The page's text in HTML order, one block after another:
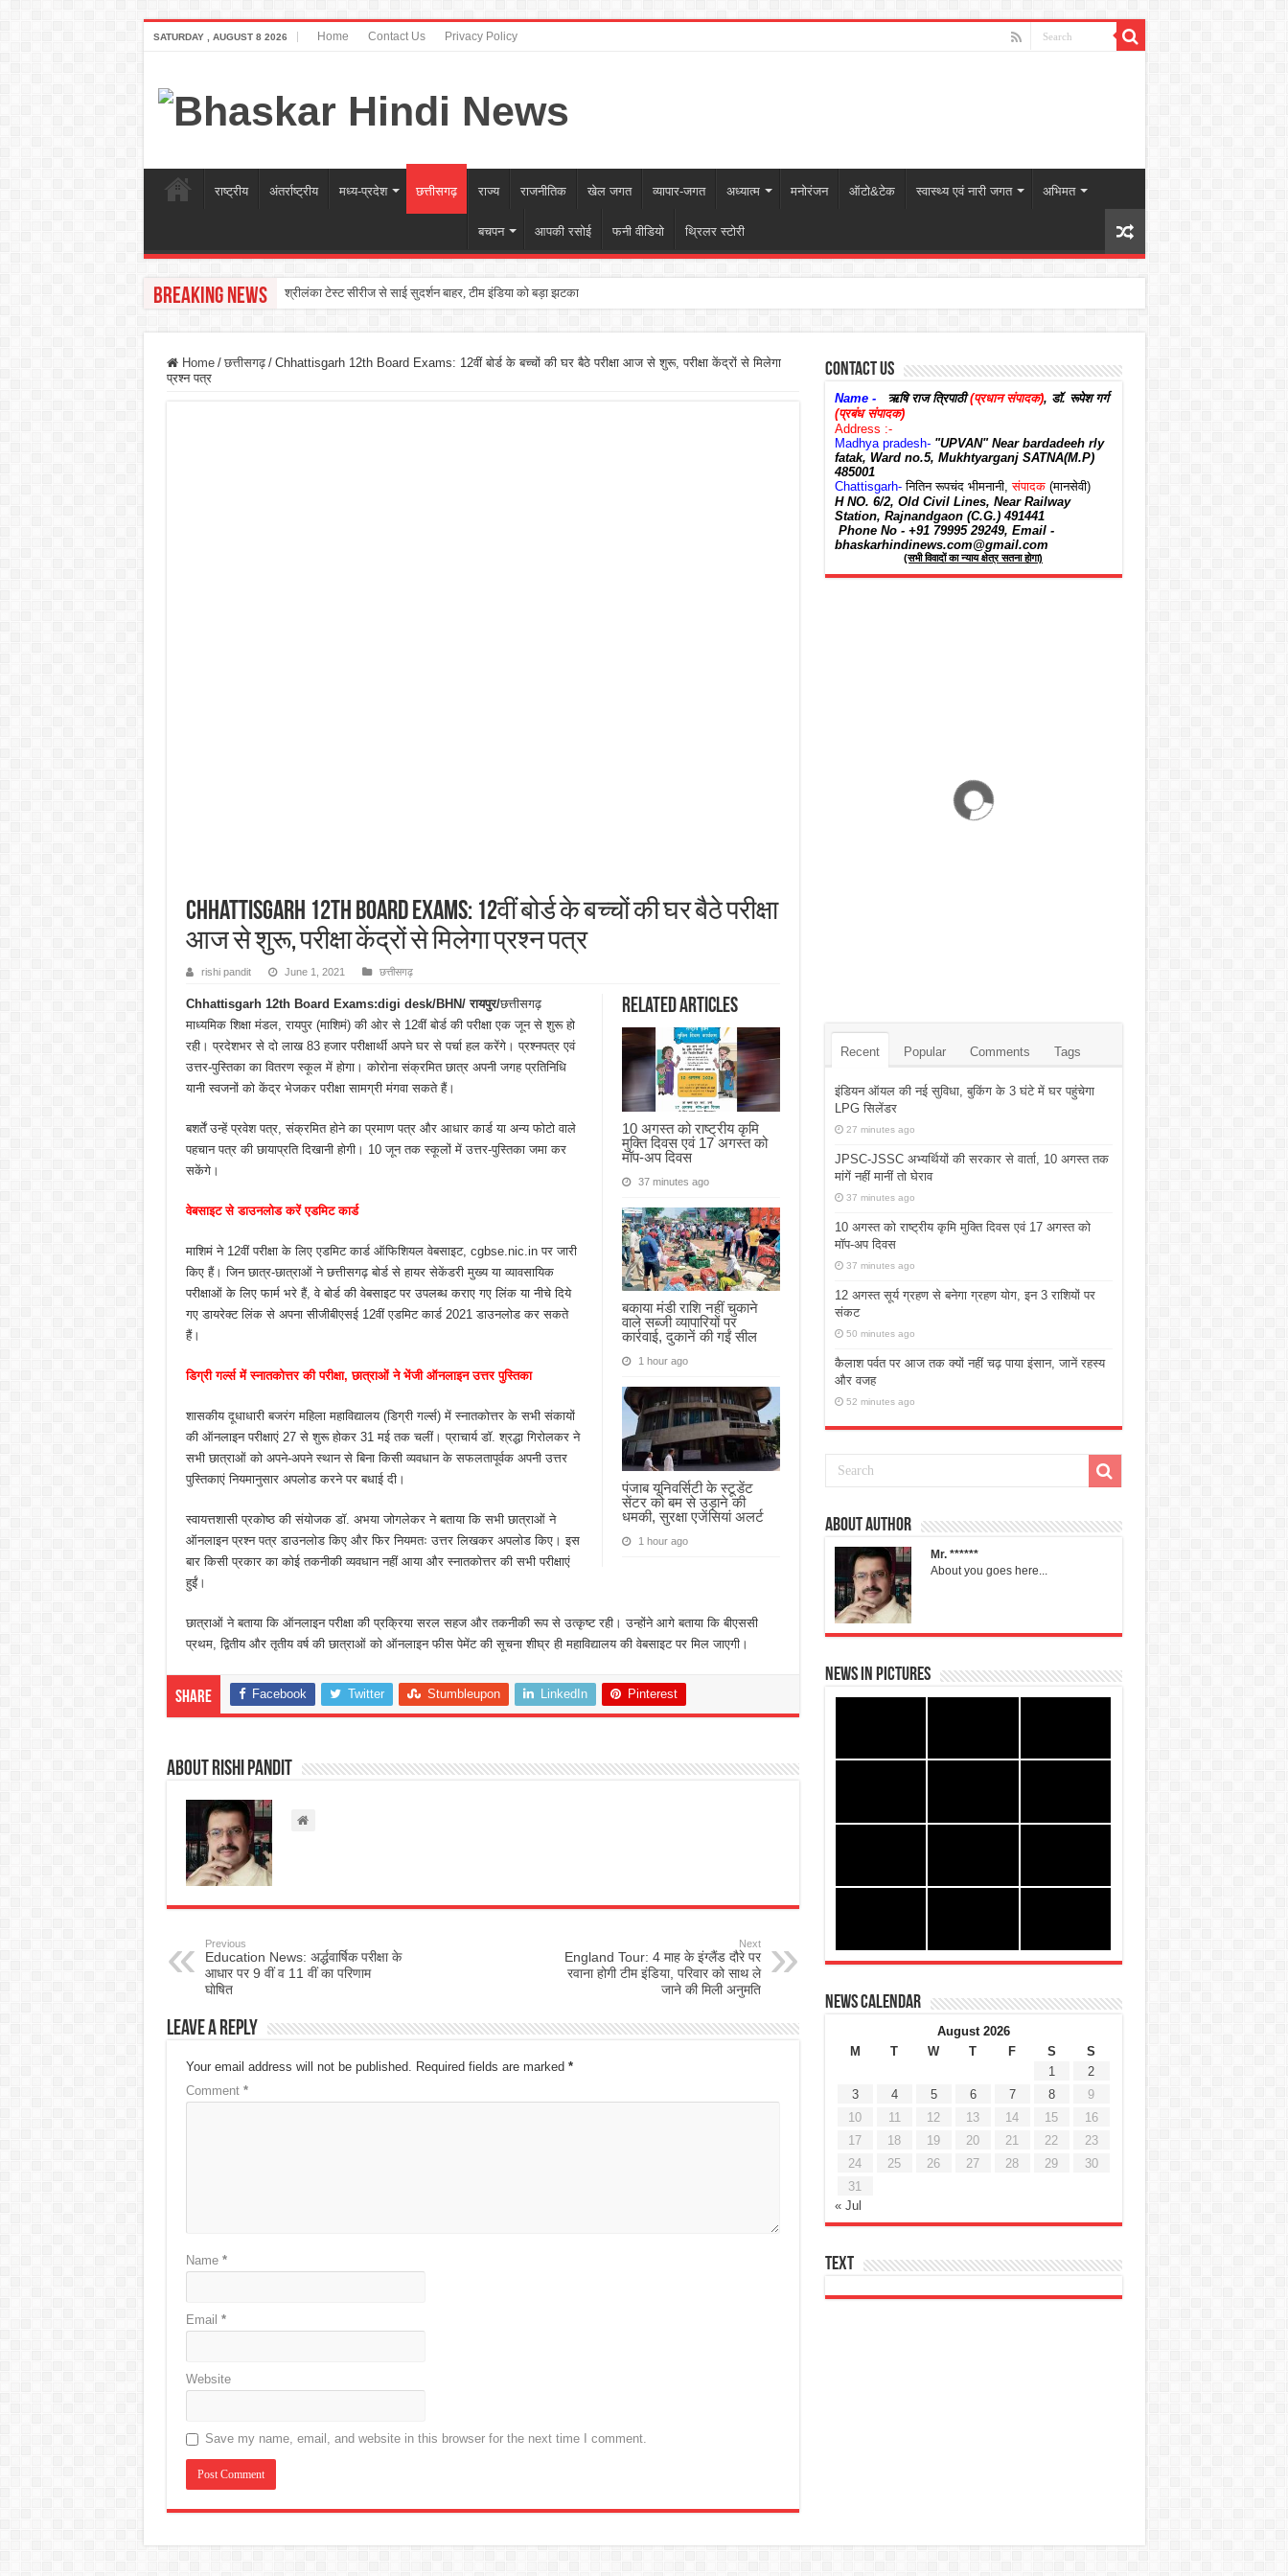
SATURDAY , AUGUST 8 2026 Home Contact Us Privacy Policy
राष्ट्रीय अंतर्राष्ट्रीय मध्य-प्रदेश छत्तीसगढ़ राज्य राजनीतिक खेल जगत व्यापार-जगत अध्यात्म मनोरंजन ऑटो&टेक स्वास्थ्य एवं नारी जगत अभिमत
बचपन आपकी रसोई फनी वीडियो थ्रिलर स्टोरी
Breaking News श्रीलंका टेस्ट सीरीज से साई सुदर्शन बाहर, टीम इंडिया को बड़ा झटका
Home / छत्तीसगढ़ / Chhattisgarh 12th Board Exams: 12वीं बोर्ड के बच्चों की घर बैठे परीक्षा आज से शुरू, परीक्षा केंद्रों से मिलेगा
प्रश्न पत्र
Chhattisgarh 12th Board Exams: 12वीं बोर्ड के बच्चों की घर बैठे परीक्षा
आज से शुरू, परीक्षा केंद्रों से मिलेगा प्रश्न पत्र
rishi pandit June 1, 2021 छत्तीसगढ़
Related Articles
10 अगस्त को राष्ट्रीय कृमि
मुक्ति दिवस एवं 17 अगस्त को
मॉप-अप दिवस
37 minutes ago
बकाया मंडी राशि नहीं चुकाने
वाले सब्जी व्यापारियों पर
कार्रवाई, दुकानें की गईं सील
1 hour ago
पंजाब यूनिवर्सिटी के स्टूडेंट
सेंटर को बम से उड़ाने की
धमकी, सुरक्षा एजेंसियां अलर्ट
1 hour ago
Chhattisgarh 12th Board Exams:digi desk/BHN/ रायपुर/छत्तीसगढ़
माध्यमिक शिक्षा मंडल, रायपुर (माशिमं) की ओर से 12वीं बोर्ड की परीक्षा एक जून से शुरू हो
रही। प्रदेशभर से दो लाख 83 हजार परीक्षार्थी अपने घर से पर्चा हल करेंगे। प्रश्नपत्र एवं
उत्तर-पुस्तिका का वितरण स्कूल में होगा। कोरोना संक्रमित छात्र अपनी जगह प्रतिनिधि
यानी स्वजनों को केंद्र भेजकर परीक्षा सामग्री मंगवा सकते हैं।
बशर्तें उन्हें प्रवेश पत्र, संक्रमित होने का प्रमाण पत्र और आधार कार्ड या अन्य फोटो वाले
पहचान पत्र की छायाप्रति दिखानी होगी। 10 जून तक स्कूलों में उत्तर-पुस्तिका जमा कर
सकेंगे।
वेबसाइट से डाउनलोड करें एडमिट कार्ड
माशिमं ने 12वीं परीक्षा के लिए एडमिट कार्ड ऑफिशियल वेबसाइट, cgbse.nic.in पर जारी
किए हैं। जिन छात्र-छात्राओं ने छत्तीसगढ़ बोर्ड से हायर सेकेंडरी मुख्य या व्यावसायिक
परीक्षाओं के लिए फार्म भरे हैं, वे बोर्ड की वेबसाइट पर उपलब्ध कराए गए लिंक या नीचे दिये
गए डायरेक्ट लिंक से अपना सीजीबीएसई 12वीं एडमिट कार्ड 2021 डाउनलोड कर सकते
हैं।
डिग्री गर्ल्स में स्नातकोत्तर की परीक्षा, छात्राओं ने भेंजी ऑनलाइन उत्तर पुस्तिका
शासकीय दूधाधारी बजरंग महिला महाविद्यालय (डिग्री गर्ल्स) में स्नातकोत्तर के सभी संकायों
की ऑनलाइन परीक्षाएं 27 से शुरू होकर 31 मई तक चलीं। प्राचार्य डॉ. श्रद्धा गिरोलकर ने
सभी छात्राओं को अपने-अपने स्थान से बिना किसी व्यवधान के सफलतापूर्वक अपनी उत्तर
पुस्तिकाएं नियमानुसार अपलोड करने पर बधाई दी।
स्वायत्तशासी प्रकोष्ठ की संयोजक डॉ. अभया जोगलेकर ने बताया कि सभी छात्राओं ने
ऑनलाइन प्रश्न पत्र डाउनलोड किए और फिर नियमतः उत्तर लिखकर अपलोड किए। इस
बार किसी प्रकार का कोई तकनीकी व्यवधान नहीं आया और स्नातकोत्तर की सभी परीक्षाएं
हुईं।
छात्राओं ने बताया कि ऑनलाइन परीक्षा की प्रक्रिया सरल सहज और तकनीकी रूप से उत्कृष्ट रही। उन्होंने आगे बताया कि बीएससी
प्रथम, द्वितीय और तृतीय वर्ष की छात्राओं को ऑनलाइन फीस पेमेंट की सूचना शीघ्र ही महाविद्यालय की वेबसाइट पर मिल जाएगी।
Share Facebook Twitter Stumbleupon LinkedIn Pinterest
About rishi pandit
Previous
Education News: अर्द्धवार्षिक परीक्षा के
आधार पर 9 वीं व 11 वीं का परिणाम
घाेषित
Next
England Tour: 4 माह के इंग्लैंड दौरे पर
रवाना होगी टीम इंडिया, परिवार को साथ ले
जाने की मिली अनुमति
Leave a Reply
Your email address will not be published. Required fields are marked *
Comment *
Name *
Email *
Website
Save my name, email, and website in this browser for the next time I comment.
Contact Us
Name - ऋषि राज त्रिपाठी(प्रधान संपादक), डॉ. रूपेश गर्ग
(प्रबंध संपादक)
Address :-
Madhya pradesh- "UPVAN" Near bardadeeh rly
fatak, Ward no.5, Mukhtyarganj SATNA(M.P)
485001
Chattisgarh-नितिन रूपचंद भीमनानी,संपादक(मानसेवी)
H NO. 6/2, Old Civil Lines, Near Railway
Station, Rajnandgaon (C.G.) 491441
Phone No - +91 79995 29249, Email -
bhaskarhindinews.com@gmail.com
(सभी विवादों का न्याय क्षेत्र सतना होगा)
Recent Popular Comments Tags
इंडियन ऑयल की नई सुविधा, बुकिंग के 3 घंटे में घर पहुंचेगा
LPG सिलेंडर
27 minutes ago
JPSC-JSSC अभ्यर्थियों की सरकार से वार्ता, 10 अगस्त तक
मांगें नहीं मानीं तो घेराव
37 minutes ago
10 अगस्त को राष्ट्रीय कृमि मुक्ति दिवस एवं 17 अगस्त को
मॉप-अप दिवस
37 minutes ago
12 अगस्त सूर्य ग्रहण से बनेगा ग्रहण योग, इन 3 राशियों पर
संकट
50 minutes ago
कैलाश पर्वत पर आज तक क्यों नहीं चढ़ पाया इंसान, जानें रहस्य
और वजह
52 minutes ago
About Author
Mr. ******
About you goes here...
News in Pictures
News Calendar
August 2026
M
T W T F S
S
1
2
3
4 5 6 7 8
9
10
11 12 13 14 15
16
17
18 19 20 21 22
23
24
25 26 27 28 29
30
31
« Jul
Text